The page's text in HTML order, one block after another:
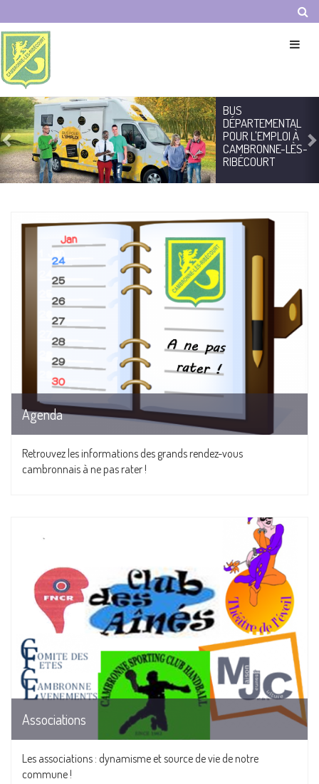
BUS
DÉPARTEMENTAL
POUR L'EMPLOI À
CAMBRONNE-LÈS-
RIBÉCOURT
Previous
Agenda
Retrouvez les informations des grands rendez-vous
cambronnais à ne pas rater !
Associations
Les associations : dynamisme et source de vie de notre
commune !